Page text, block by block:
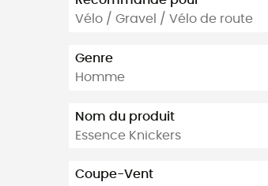
Vélo / Gravel / Vélo de route
Genre
Homme
Nom du produit
Essence Knickers
Coupe-Vent